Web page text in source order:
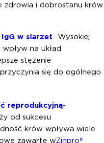
zdrowia i dobrostanu krów
w siarzet- Wysokiej
na układ
stężenie
się do ogólnego
reprodukcyjną-
od sukcesu
krów wpływa wiele
zawarte wZinpro®